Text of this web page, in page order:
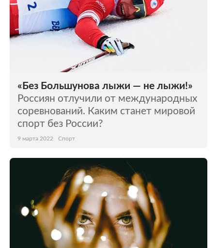
Ценности Путешествия
Из жизни
Авто
«Без Большунова лыжи — не лыжи!»
Россиян отлучили от международных
соревнований. Каким станет мировой
спорт без России?
9 марта 2022 Спорт